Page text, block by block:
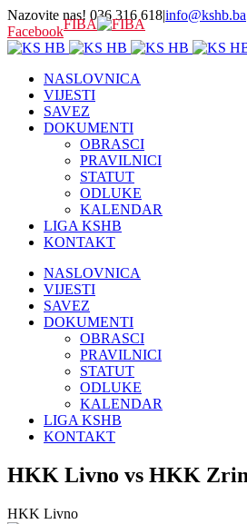
Nazovite nas! 036 316 618|info@kshb.ba
FacebookFIBA
NASLOVNICA
VIJESTI
SAVEZ
DOKUMENTI
OBRASCI
PRAVILNICI
STATUT
ODLUKE
KALENDAR
LIGA KSHB
KONTAKT
NASLOVNICA
VIJESTI
SAVEZ
DOKUMENTI
OBRASCI
PRAVILNICI
STATUT
ODLUKE
KALENDAR
LIGA KSHB
KONTAKT
HKK Livno vs HKK
HKK Livno